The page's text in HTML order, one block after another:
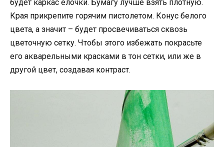
будет каркас елочки. Бумагу лучше взять плотную.
Края прикрепите горячим пистолетом. Конус белого
цвета, а значит – будет просвечиваться сквозь
цветочную сетку. Чтобы этого избежать покрасьте
его акварельными красками в тон сетки, или же в
другой цвет, создавая контраст.